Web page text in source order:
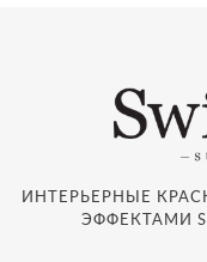
ИНТЕРЬЕРНЫЕ
ЭФФЕКТАМИ